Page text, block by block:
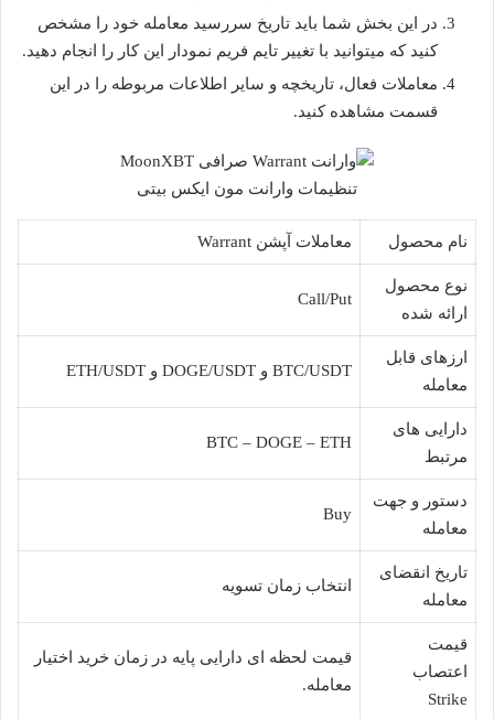
در این بخش شما باید تاریخ سررسید معامله خود را مشخص
کنید که میتوانید با تغییر تایم فریم نمودار این کار را انجام دهید.
معاملات فعال، تاریخچه و سایر اطلاعات مربوطه را در این
قسمت مشاهده کنید.
تنظیمات وارانت مون ایکس بیتی
نام محصول معاملات آپشن Warrant
نوع محصول
ارائه شده
Call/Put
ارزهای قابل
معامله
BTC/USDT و DOGE/USDT و ETH/USDT
دارایی های
مرتبط
BTC – DOGE – ETH
دستور و جهت
معامله
Buy
تاریخ انقضای
معامله
انتخاب زمان تسویه
قیمت
اعتصاب
Strike
قیمت لحظه ای دارایی پایه در زمان خرید اختیار
معامله.